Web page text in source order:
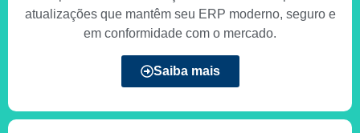
atualizações que mantêm seu ERP moderno, seguro e
em conformidade com o mercado.
Saiba mais